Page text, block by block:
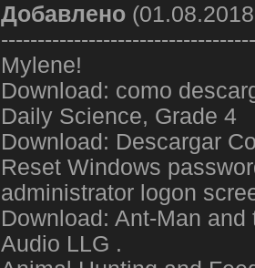
Добавлено
Mylene!
Download: como
Daily Science, Grade 4
Download: Descargar
Reset Windows
administrator logon
Download: Ant-Man
Audio LLG .